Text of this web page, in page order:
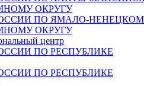
ОКРУГУ
ПО ЯМАЛО-
ОКРУГУ
центр
ПО РЕСПУБЛИКЕ
ПО РЕСПУБЛИКЕ